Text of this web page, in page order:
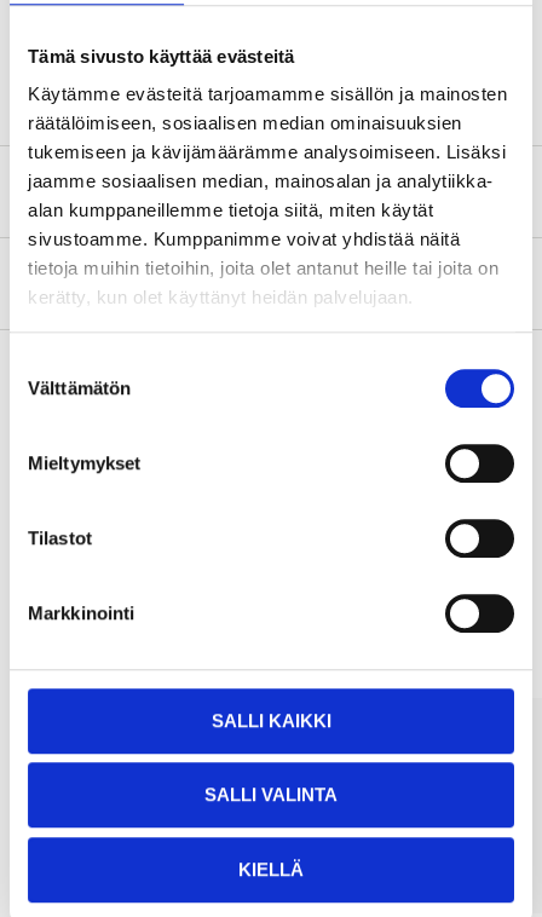
Tämä sivusto käyttää evästeitä
Käytämme evästeitä tarjoamamme sisällön ja mainosten
räätälöimiseen, sosiaalisen median ominaisuuksien
tukemiseen ja kävijämäärämme analysoimiseen. Lisäksi
jaamme sosiaalisen median, mainosalan ja analytiikka-
alan kumppaneillemme tietoja siitä, miten käytät
sivustoamme. Kumppanimme voivat yhdistää näitä
tietoja muihin tietoihin, joita olet antanut heille tai joita on
kerätty, kun olet käyttänyt heidän palvelujaan.
valinta
Välttämätön
Mieltymykset
Tilastot
Markkinointi
SALLI KAIKKI
SALLI VALINTA
KIELLÄ
Jarru
Turvallisuustiedot ja muut asiakirjat
Tietoa valmistajasta
Osta verkosta ja nouda tavaratalosta jo 2 tunnin kuluttua!
Muut asiakkaat ostivat myös